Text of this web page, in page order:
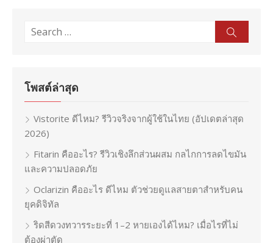
Search
โพสต์ล่าสุด
Vistorite ดีไหม? รีวิวจริงจากผู้ใช้ในไทย (อัปเดตล่าสุด
2026)
Fitarin คืออะไร? รีวิวเชิงลึกส่วนผสม กลไกการลดไขมัน
และความปลอดภัย
Oclarizin คืออะไร ดีไหม ตัวช่วยดูแลสายตาสำหรับคน
ยุคดิจิทัล
ริดสีดวงทวารระยะที่ 1–2 หายเองได้ไหม? เมื่อไรที่ไม่
ต้องผ่าตัด